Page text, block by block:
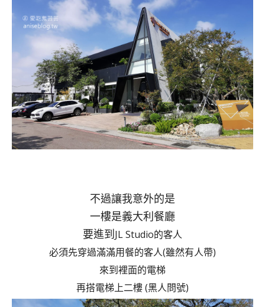
不過讓我意外的是
一樓是義大利餐廳
要進到JL Studio的客人
必須先穿過滿滿用餐的客人(雖然有人帶)
來到裡面的電梯
再搭電梯上二樓 (黑人問號)